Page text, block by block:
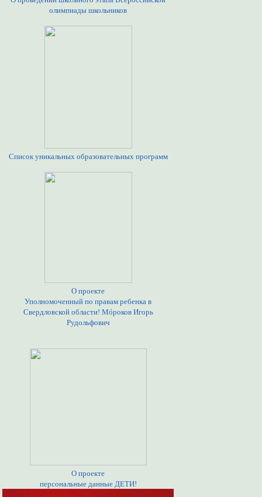
олимпиады школьников
Список уникальных образовательных программ
О проекте
Уполномоченный по правам ребенка в
Свердловской области! Мóроков Игорь
Рудольфович
О проекте
персональные данные ДЕТИ!